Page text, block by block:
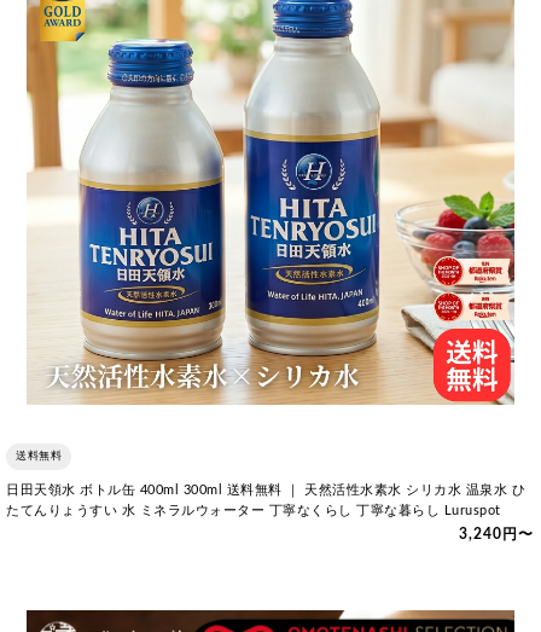
送料無料
日田天領水 ボトル缶 400ml 300ml 送料無料 ｜ 天然活性水素水 シリカ水 温泉水 ひ
たてんりょうすい 水 ミネラルウォーター 丁寧なくらし 丁寧な暮らし Luruspot
3,240円〜